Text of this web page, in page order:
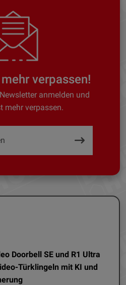
verpassen!
anmelden und
mehr verpassen.
Doorbell SE und R1 Ultra
Türklingeln mit KI und